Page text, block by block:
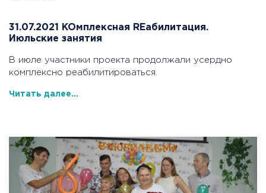
31.07.2021 KOмплексная REабилитация.
Июльские занятия
В июле участники проекта продолжали усердно
комплексно реабилитироваться.
Читать далее...